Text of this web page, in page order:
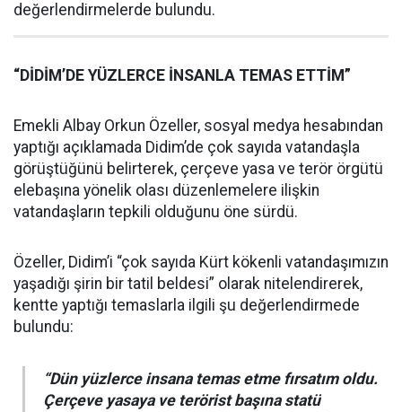
değerlendirmelerde bulundu.
“DİDİM’DE YÜZLERCE İNSANLA TEMAS ETTİM”
Emekli Albay Orkun Özeller, sosyal medya hesabından
yaptığı açıklamada Didim’de çok sayıda vatandaşla
görüştüğünü belirterek, çerçeve yasa ve terör örgütü
elebaşına yönelik olası düzenlemelere ilişkin
vatandaşların tepkili olduğunu öne sürdü.
Özeller, Didim’i “çok sayıda Kürt kökenli vatandaşımızın
yaşadığı şirin bir tatil beldesi” olarak nitelendirerek,
kentte yaptığı temaslarla ilgili şu değerlendirmede
bulundu:
“Dün yüzlerce insana temas etme fırsatım oldu.
Çerçeve yasaya ve terörist başına statü